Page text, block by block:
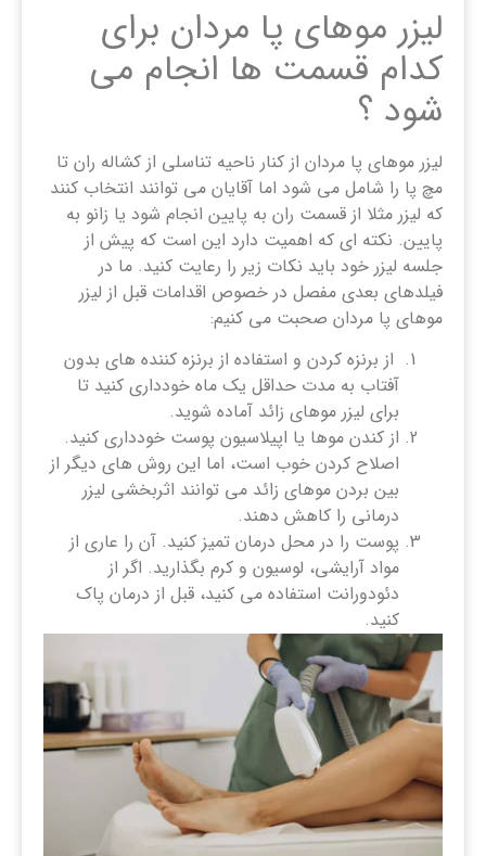
لیزر موهای پا مردان برای
کدام قسمت‌ ها انجام می‌
شود ؟
لیزر موهای پا مردان از کنار ناحیه تناسلی از کشاله ران تا
مچ پا را شامل می شود اما آقایان می توانند انتخاب کنند
که لیزر مثلا از قسمت ران به پایین انجام شود یا زانو به
پایین. نکته ای که اهمیت دارد این است که پیش از
جلسه لیزر خود باید نکات زیر را رعایت کنید. ما در
فیلدهای بعدی مفصل در خصوص اقدامات قبل از لیزر
موهای پا مردان صحبت می کنیم:
از برنزه کردن و استفاده از برنزه کننده های بدون
آفتاب به مدت حداقل یک ماه خودداری کنید تا
برای لیزر موهای زائد آماده شوید.
از کندن موها یا اپیلاسیون پوست خودداری کنید.
اصلاح کردن خوب است، اما این روش های دیگر از
بین بردن موهای زائد می توانند اثربخشی لیزر
درمانی را کاهش دهند.
پوست را در محل درمان تمیز کنید. آن را عاری از
مواد آرایشی، لوسیون و کرم بگذارید. اگر از
دئودورانت استفاده می کنید، قبل از درمان پاک
کنید.